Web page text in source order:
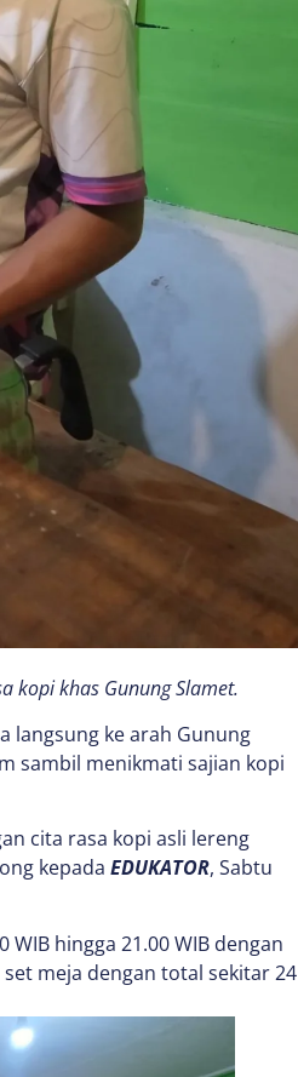
kopi khas Gunung Slamet.
langsung ke arah Gunung
sambil menikmati sajian kopi
cita rasa kopi asli lereng
kepada EDUKATOR, Sabtu
hingga 21.00 WIB dengan
meja dengan total sekitar 24